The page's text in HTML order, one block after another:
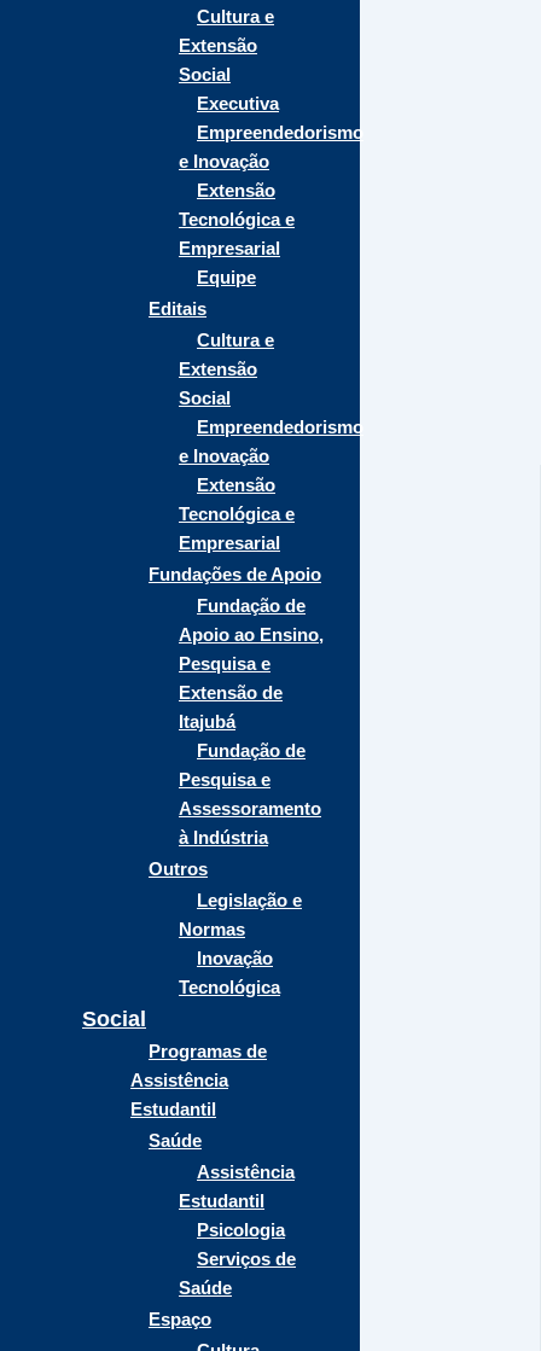
Cultura e
Extensão
Social
Executiva
Empreendedorismo
e Inovação
Extensão
Tecnológica e
Empresarial
Equipe
Editais
Cultura e
Extensão
Social
Empreendedorismo
e Inovação
Extensão
Tecnológica e
Empresarial
Fundações de Apoio
Fundação de
Apoio ao Ensino,
Pesquisa e
Extensão de
Itajubá
Fundação de
Pesquisa e
Assessoramento
à Indústria
Outros
Legislação e
Normas
Inovação
Tecnológica
Social
Programas de
Assistência
Estudantil
Saúde
Assistência
Estudantil
Psicologia
Serviços de
Saúde
Espaço